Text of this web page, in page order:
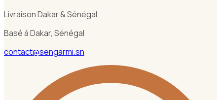
Livraison Dakar & Sénégal
Basé à Dakar, Sénégal
contact@sengarmi.sn